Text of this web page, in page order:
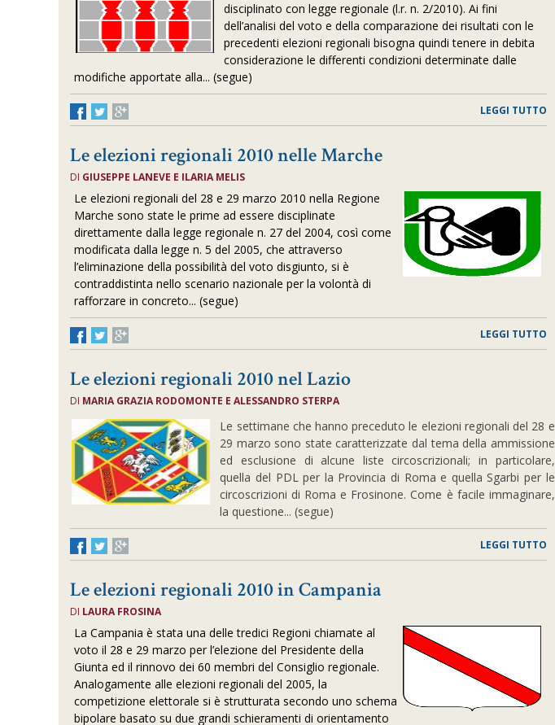
disciplinato con legge regionale (l.r. n. 2/2010). Ai fini
dell’analisi del voto e della comparazione dei risultati con le
precedenti elezioni regionali bisogna quindi tenere in debita
considerazione le differenti condizioni determinate dalle
modifiche apportate alla... (segue)
LEGGI TUTTO
Le elezioni regionali 2010 nelle Marche
DI GIUSEPPE LANEVE E ILARIA MELIS
Le elezioni regionali del 28 e 29 marzo 2010 nella Regione
Marche sono state le prime ad essere disciplinate
direttamente dalla legge regionale n. 27 del 2004, così come
modificata dalla legge n. 5 del 2005, che attraverso
l’eliminazione della possibilità del voto disgiunto, si è
contraddistinta nello scenario nazionale per la volontà di
rafforzare in concreto... (segue)
LEGGI TUTTO
Le elezioni regionali 2010 nel Lazio
DI MARIA GRAZIA RODOMONTE E ALESSANDRO STERPA
Le settimane che hanno preceduto le elezioni regionali del 28 e
29 marzo sono state caratterizzate dal tema della ammissione
ed esclusione di alcune liste circoscrizionali; in particolare,
quella del PDL per la Provincia di Roma e quella Sgarbi per le
circoscrizioni di Roma e Frosinone. Come è facile immaginare,
la questione... (segue)
LEGGI TUTTO
Le elezioni regionali 2010 in Campania
DI LAURA FROSINA
La Campania è stata una delle tredici Regioni chiamate al
voto il 28 e 29 marzo per l’elezione del Presidente della
Giunta ed il rinnovo dei 60 membri del Consiglio regionale.
Analogamente alle elezioni regionali del 2005, la
competizione elettorale si è strutturata secondo uno schema
bipolare basato su due grandi schieramenti di orientamento